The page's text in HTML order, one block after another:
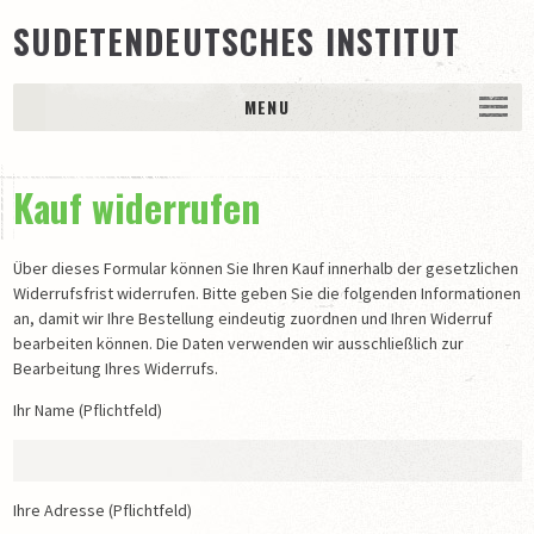
SUDETENDEUTSCHES INSTITUT
MENU
Trägerschaft
65 Jahre Sudetendeutsches Archiv / Sudetendeutsches
Institut e.V.
BESTÄNDE
Schriftgutarchiv
Bildarchiv
PUBLIKATIONEN
Kauf widerrufen
Über dieses Formular können Sie Ihren Kauf innerhalb der gesetzlichen
Widerrufsfrist widerrufen. Bitte geben Sie die folgenden Informationen
an, damit wir Ihre Bestellung eindeutig zuordnen und Ihren Widerruf
bearbeiten können. Die Daten verwenden wir ausschließlich zur
Bearbeitung Ihres Widerrufs.
Ihr Name (Pflichtfeld)
Ihre Adresse (Pflichtfeld)